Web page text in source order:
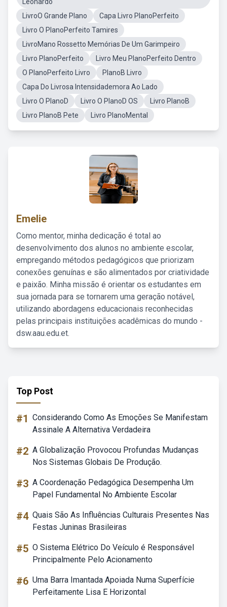
LivroO Grande Plano
Capa Livro PlanoPerfeito
Livro O PlanoPerfeito Tamires
LivroMano Rossetto Memórias De Um Garimpeiro
Livro PlanoPerfeito
Livro Meu PlanoPerfeito Dentro
O PlanoPerfeito Livro
PlanoB Livro
Capa Do Livrosa Intensidademora Ao Lado
Livro O PlanoD
Livro O PlanoD OS
Livro PlanoB
Livro PlanoB Pete
Livro PlanoMental
Emelie
Como mentor, minha dedicação é total ao
desenvolvimento dos alunos no ambiente escolar,
empregando métodos pedagógicos que priorizam
conexões genuínas e são alimentados por criatividade
e paixão. Minha missão é orientar os estudantes em
sua jornada para se tornarem uma geração notável,
utilizando abordagens educacionais reconhecidas
pelas principais instituições acadêmicas do mundo -
dsw.aau.edu.et.
Top Post
#1 Considerando Como As Emoções Se Manifestam
Assinale A Alternativa Verdadeira
#2 A Globalização Provocou Profundas Mudanças
Nos Sistemas Globais De Produção.
#3 A Coordenação Pedagógica Desempenha Um
Papel Fundamental No Ambiente Escolar
#4 Quais São As Influências Culturais Presentes Nas
Festas Juninas Brasileiras
#5 O Sistema Elétrico Do Veículo é Responsável
Principalmente Pelo Acionamento
#6 Uma Barra Imantada Apoiada Numa Superfície
Perfeitamente Lisa E Horizontal